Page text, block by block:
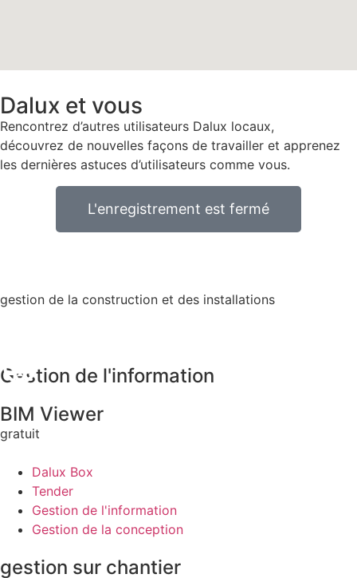
Dalux et vous
Rencontrez d’autres utilisateurs Dalux locaux,
découvrez de nouvelles façons de travailler et apprenez
les dernières astuces d’utilisateurs comme vous.
L'enregistrement est fermé
gestion de la construction et des installations
Gestion de l'information
BIM Viewer
gratuit
Dalux Box
Tender
Gestion de l'information
Gestion de la conception
gestion sur chantier